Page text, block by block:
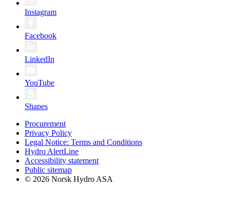
Instagram
Facebook
LinkedIn
YouTube
Shapes
Procurement
Privacy Policy
Legal Notice: Terms and Conditions
Hydro AlertLine
Accessibility statement
Public sitemap
© 2026 Norsk Hydro ASA